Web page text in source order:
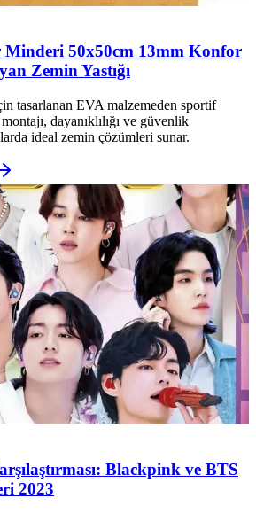
Minderi 50x50cm 13mm Konfor
Zemin Yastığı
tasarlanan EVA malzemeden sportif
dayanıklılığı ve güvenlik
ideal zemin çözümleri sunar.
Blackpink ve BTS
2023